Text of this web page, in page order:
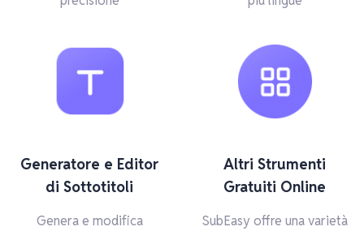
Generatore e Editor
di Sottotitoli
Genera e modifica
Altri Strumenti
Gratuiti Online
SubEasy offre una varietà